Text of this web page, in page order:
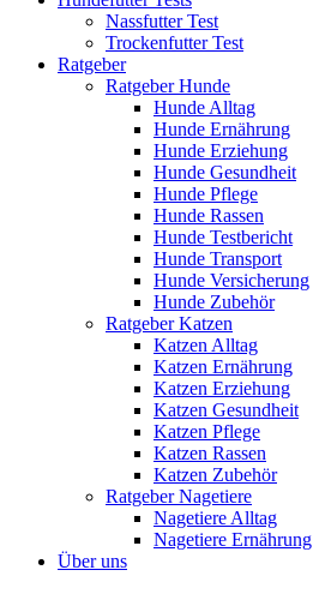
Nassfutter Test
Trockenfutter Test
Ratgeber
Ratgeber Hunde
Hunde Alltag
Hunde Ernährung
Hunde Erziehung
Hunde Gesundheit
Hunde Pflege
Hunde Rassen
Hunde Testbericht
Hunde Transport
Hunde Versicherung
Hunde Zubehör
Ratgeber Katzen
Katzen Alltag
Katzen Ernährung
Katzen Erziehung
Katzen Gesundheit
Katzen Pflege
Katzen Rassen
Katzen Zubehör
Ratgeber Nagetiere
Nagetiere Alltag
Nagetiere Ernährung
Über uns